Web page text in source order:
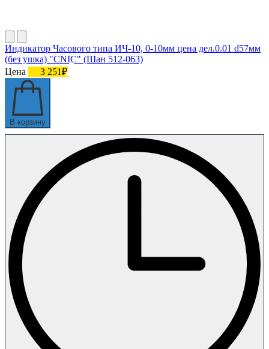
Индикатор Часового типа ИЧ-10, 0-10мм цена дел.0.01 d57мм
(без ушка) "CNIC" (Шан 512-063)
Цена
3 251₽
В корзину